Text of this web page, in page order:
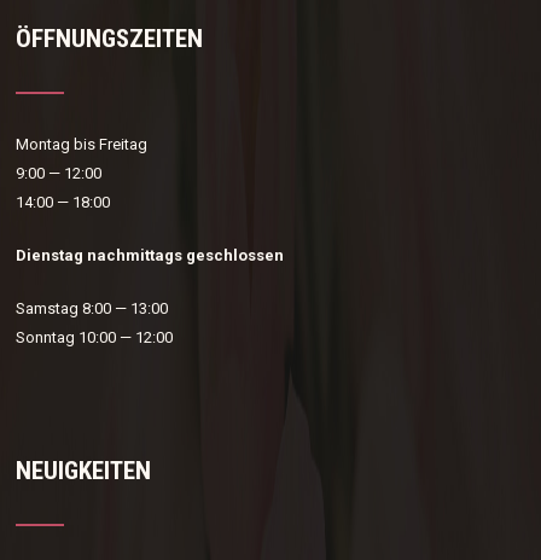
ÖFFNUNGSZEITEN
Montag bis Freitag
9:00 — 12:00
14:00 — 18:00
Dienstag nachmittags geschlossen
Samstag 8:00 — 13:00
Sonntag 10:00 — 12:00
NEUIGKEITEN